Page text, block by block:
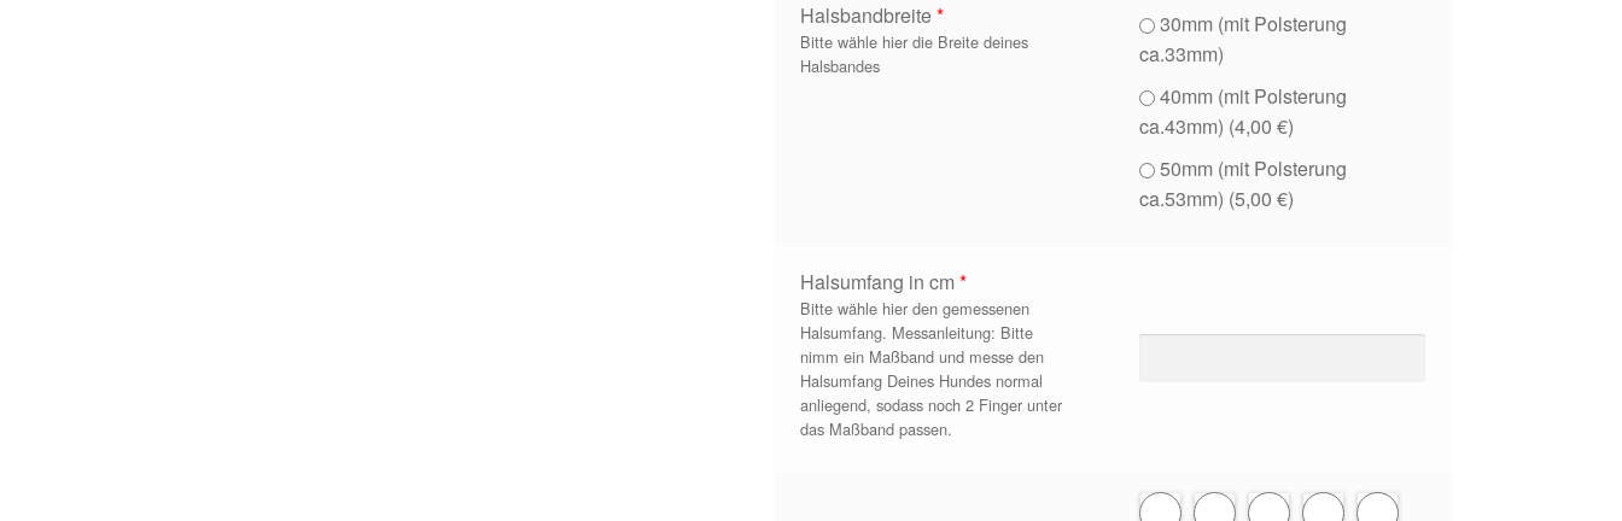
Halsbandbreite*
Bitte wähle hier die Breite deines
Halsbandes
30mm (mit Polsterung
ca.33mm)
40mm (mit Polsterung
ca.43mm) (4,00€)
50mm (mit Polsterung
ca.53mm) (5,00€)
Halsumfang in cm*
Bitte wähle hier den gemessenen
Halsumfang. Messanleitung: Bitte
nimm ein Maßband und messe den
Halsumfang Deines Hundes normal
anliegend, sodass noch 2 Finger unter
das Maßband passen.